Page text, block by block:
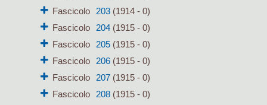
Fascicolo
203(1914 - 0)
Fascicolo
204(1915 - 0)
Fascicolo
205(1915 - 0)
Fascicolo
206(1915 - 0)
Fascicolo
207(1915 - 0)
Fascicolo
208(1915 - 0)